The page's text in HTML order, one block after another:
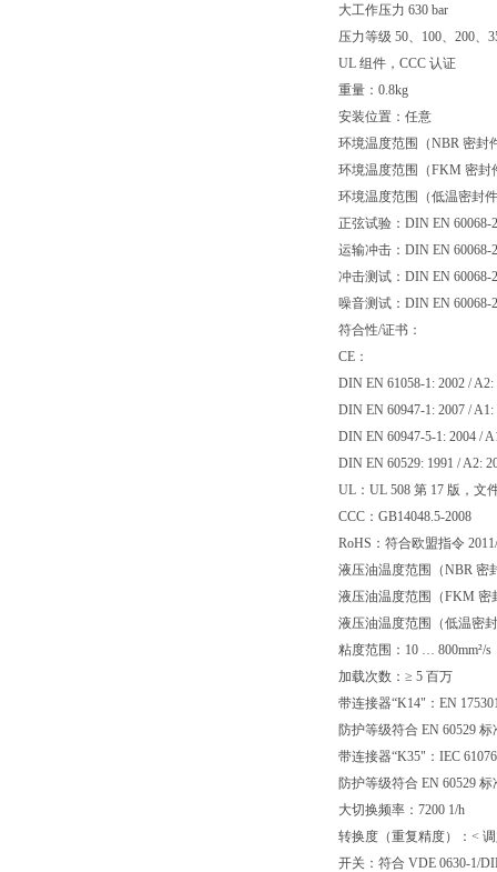
大工作压力 630 bar
压力等级 50、100、200、
UL 组件，CCC 认证
重量：0.8kg
安装位置：任意
环境温度范围（NBR 密
环境温度范围（FKM 密
环境温度范围（低温密封
正弦试验：DIN EN 60068-
运输冲击：DIN EN 60068-
冲击测试：DIN EN 60068-
噪音测试：DIN EN 60068-
符合性/证书：
CE：
DIN EN 61058-1: 2002 / A2:
DIN EN 60947-1: 2007 / A1:
DIN EN 60947-5-1: 2004 /
DIN EN 60529: 1991 / A2:
UL：UL 508 第 17 版，文
CCC：GB14048.5-2008
RoHS：符合欧盟指令
液压油温度范围（NBR
液压油温度范围（FKM
液压油温度范围（低温密
粘度范围：10 … 800mm²/s
加载次数：≥ 5 百万
带连接器“K14"：EN
防护等级符合 EN 60529
带连接器“K35"：IEC
防护等级符合 EN 60529
大切换频率：7200 1/h
转换度（重复精度）：<
开关：符合 VDE 0630-1/